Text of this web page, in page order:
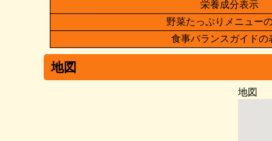
栄養成分表示
野菜たっぷりメニュー
食事バランスガイドの
地図
地図